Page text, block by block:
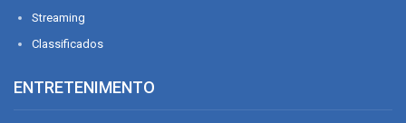
Streaming
Classificados
ENTRETENIMENTO